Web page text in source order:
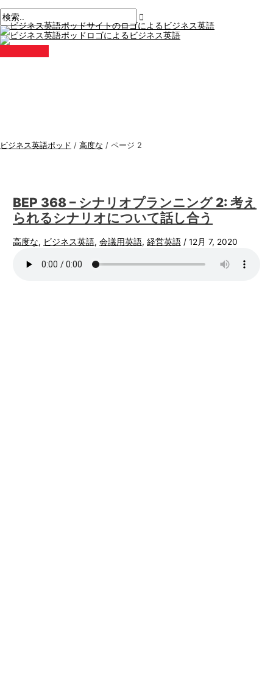
ン
テ
ン
ツ
イ
メ
ニ
ュ
ビジネス英語ポッド / 高度な / ページ 2
BEP 368 – シナリオプランニング 2: 考え
られるシナリオについて話し合う
高度な, ビジネス英語,会議用英語,経営英語 /12月 7, 2020
ー
ジ
ネ
ー
ペ
シ
ビ
ジ
ネ
ス
検
索
す
る